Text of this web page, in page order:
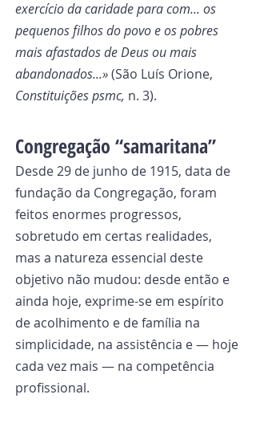
exercício da caridade para com... os
pequenos filhos do povo e os pobres
mais afastados de Deus ou mais
abandonados...» (São Luís Orione,
Constituições psmc, n. 3).
Congregação “samaritana”
Desde 29 de junho de 1915, data de
fundação da Congregação, foram
feitos enormes progressos,
sobretudo em certas realidades,
mas a natureza essencial deste
objetivo não mudou: desde então e
ainda hoje, exprime-se em espírito
de acolhimento e de família na
simplicidade, na assistência e — hoje
cada vez mais — na competência
profissional.